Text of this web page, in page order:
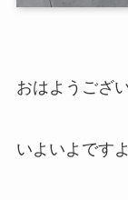
おはようござ
いよいよですよ